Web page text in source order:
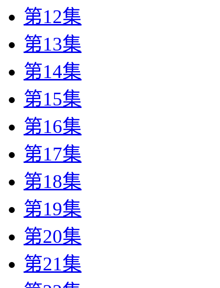
第12集
第13集
第14集
第15集
第16集
第17集
第18集
第19集
第20集
第21集